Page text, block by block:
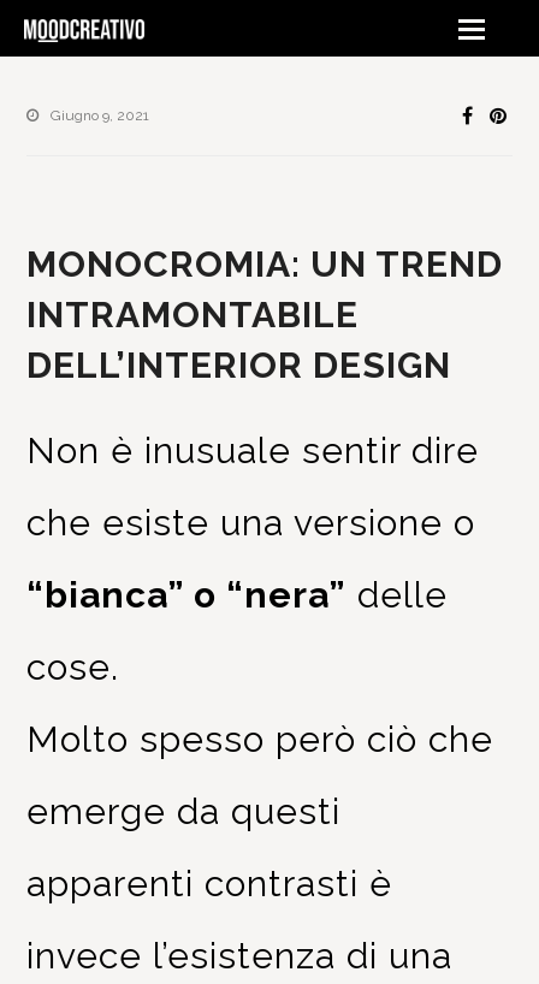
Giugno 9, 2021
MONOCROMIA: UN TREND
INTRAMONTABILE
DELL’INTERIOR DESIGN
Non è inusuale sentir dire
che esiste una versione o
“bianca” o “nera” delle
cose.
Molto spesso però ciò che
emerge da questi
apparenti contrasti è
invece l’esistenza di una